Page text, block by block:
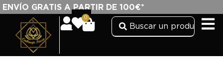
ENVÍO GRATIS A PARTIR DE 100€*
0